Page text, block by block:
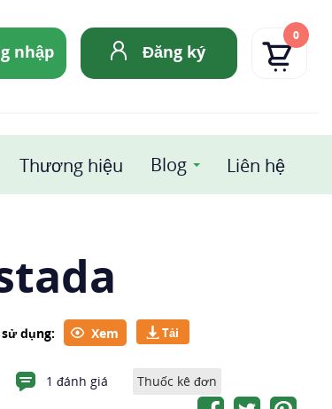
nhập Đăng ký
0
Thương hiệu Blog Liên hệ
dụng: Xem
1 đánh giá Thuốc kê đơn